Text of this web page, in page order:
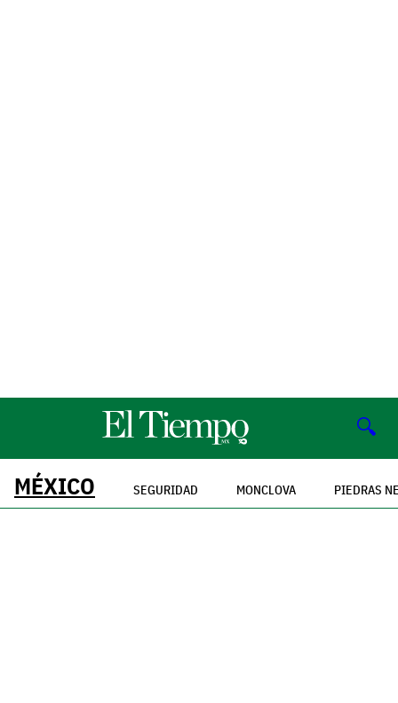
🔍
MÉXICO SEGURIDAD MONCLOVA PIEDRAS